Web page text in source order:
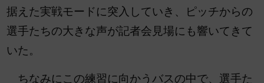
据えた実戦モードに突入していき、ピッチからの
選手たちの大きな声が記者会見場にも響いてきて
いた。
ちなみにこの練習に向かうバスの中で、選手た